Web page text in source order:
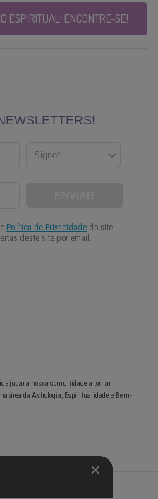
ESPIRITUAL! ENCONTRE-SE!
ajudar a nossa comunidade a tomar
área da Astrologia, Espiritualidade e Bem-